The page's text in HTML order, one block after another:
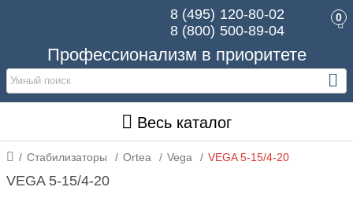
Профессионализм в приоритете
8 (495) 120-80-02
8 (800) 500-89-04
0
Весь каталог
Стабилизаторы Ortea Vega VEGA 5-15/4-20
VEGA 5-15/4-20